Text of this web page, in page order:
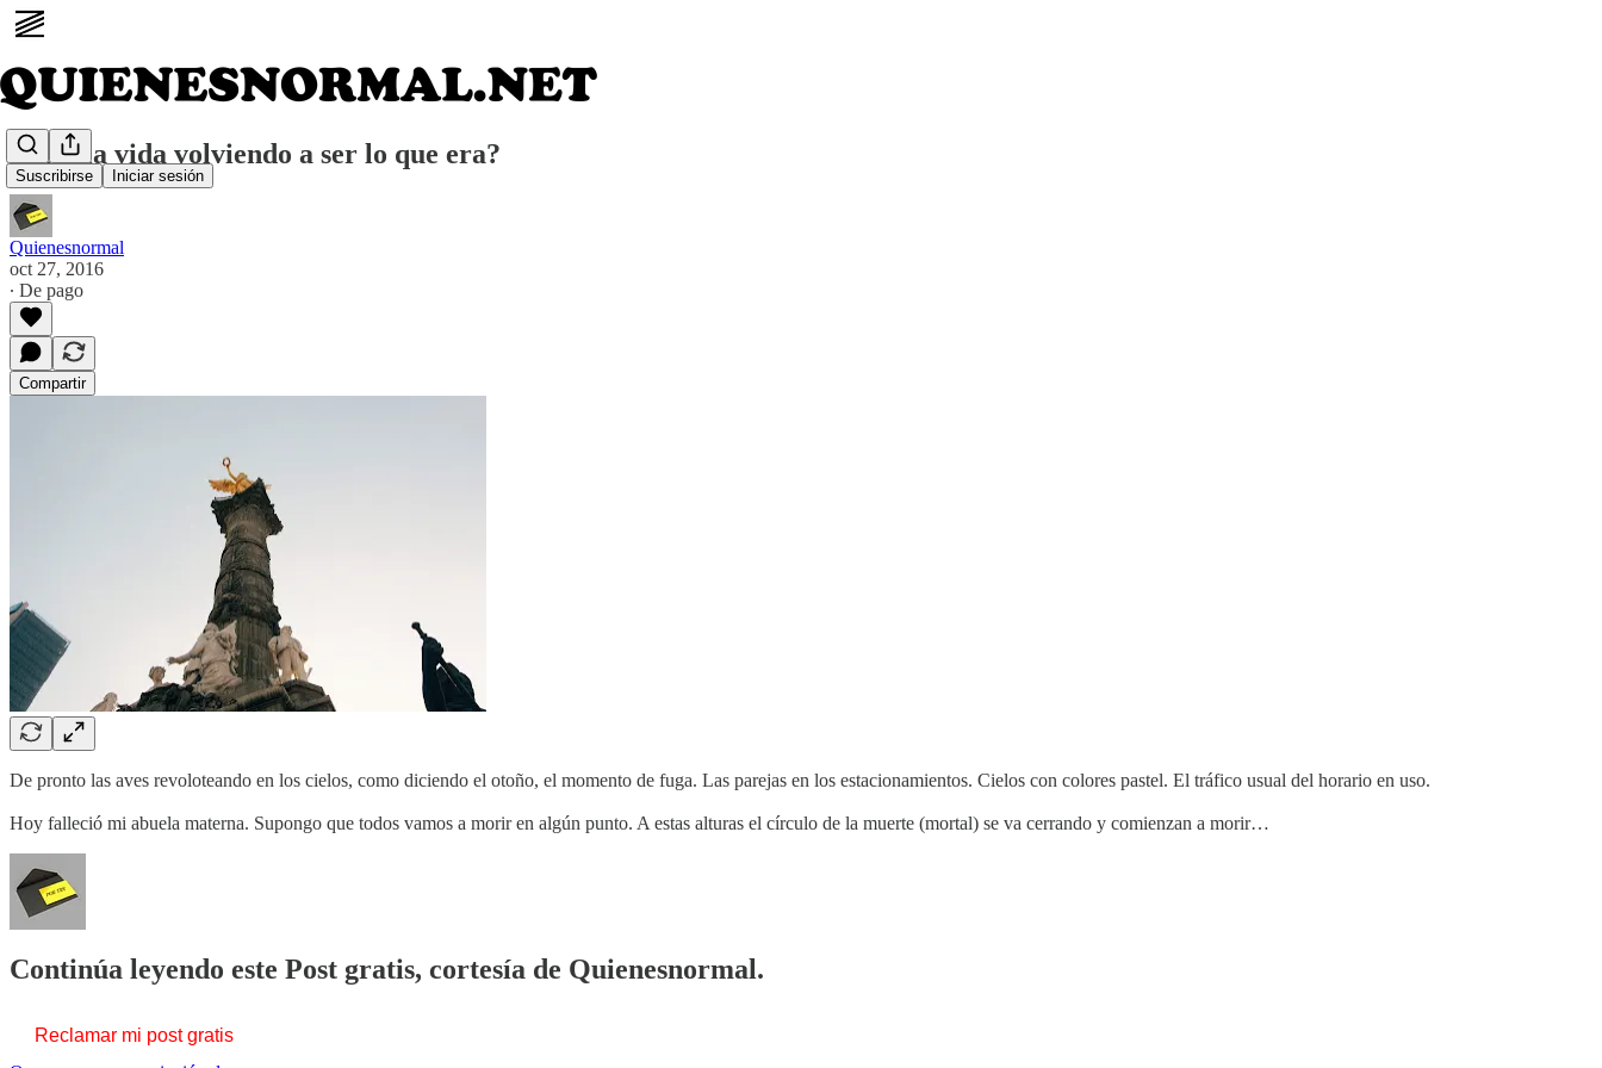
Suscribirse Iniciar sesión
¿Está la vida volviendo a ser lo que era?
Quienesnormal
oct 27, 2016
∙ De pago
Compartir
De pronto las aves revoloteando en los cielos, como diciendo el otoño, el momento de fuga. Las parejas en los estacionamientos. Cielos con colores pastel. El tráfico usual del horario en uso.
Hoy falleció mi abuela materna. Supongo que todos vamos a morir en algún punto. A estas alturas el círculo de la muerte (mortal) se va cerrando y comienzan a morir…
Continúa leyendo este Post gratis, cortesía de Quienesnormal.
Reclamar mi post gratis